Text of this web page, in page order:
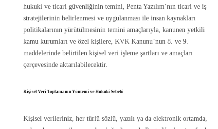
hukuki ve ticari güvenliğinin temini, Penta Yazılım’nın ticari ve iş
stratejilerinin belirlenmesi ve uygulanması ile insan kaynakları
politikalarının yürütülmesinin temini amaçlarıyla, kanunen yetkili
kamu kurumları ve özel kişilere, KVK Kanunu’nun 8. ve 9.
maddelerinde belirtilen kişisel veri işleme şartları ve amaçları
çerçevesinde aktarılabilecektir.
Kişisel Veri Toplamanın Yöntemi ve Hukuki Sebebi
Kişisel verileriniz, her türlü sözlü, yazılı ya da elektronik ortamda,